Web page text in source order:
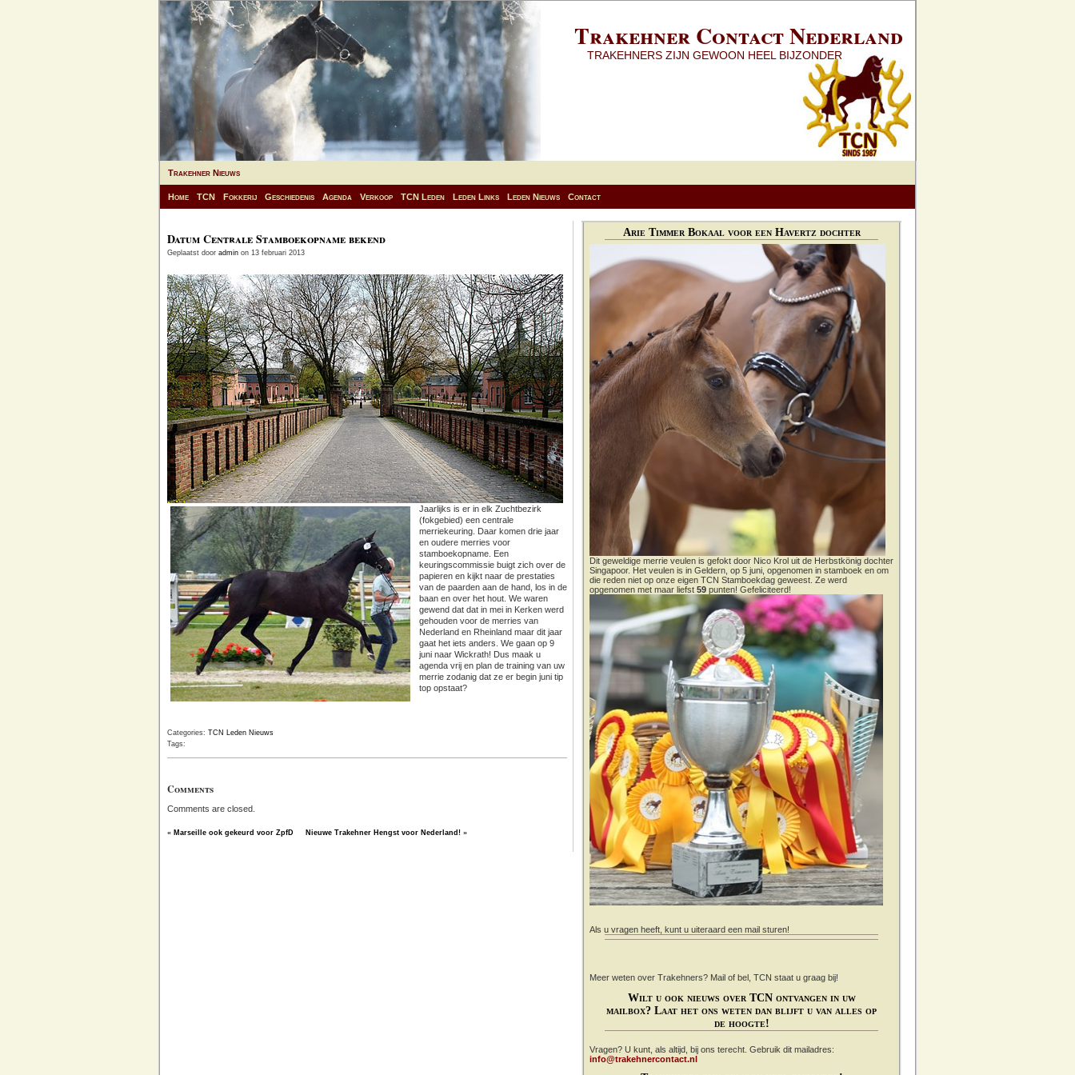
Trakehner Contact Nederland
TRAKEHNERS ZIJN GEWOON HEEL BIJZONDER
Trakehner Nieuws
Home TCN Fokkerij Geschiedenis Agenda Verkoop TCN Leden Leden Links Leden Nieuws Contact
Datum Centrale Stamboekopname bekend
Geplaatst door admin on 13 februari 2013
Jaarlijks is er in elk Zuchtbezirk
(fokgebied) een centrale
merriekeuring. Daar komen drie jaar
en oudere merries voor
stamboekopname. Een
keuringscommissie buigt zich over de
papieren en kijkt naar de prestaties
van de paarden aan de hand, los in de
baan en over het hout. We waren
gewend dat dat in mei in Kerken werd
gehouden voor de merries van
Nederland en Rheinland maar dit jaar
gaat het iets anders. We gaan op 9
juni naar Wickrath! Dus maak u
agenda vrij en plan de training van uw
merrie zodanig dat ze er begin juni tip
top opstaat?
Categories: TCN Leden Nieuws
Tags:
Comments
Comments are closed.
« Marseille ook gekeurd voor ZpfD Nieuwe Trakehner Hengst voor Nederland! »
Arie Timmer Bokaal voor een Havertz dochter
Dit geweldige merrie veulen is gefokt door Nico Krol uit de Herbstkönig dochter
Singapoor. Het veulen is in Geldern, op 5 juni, opgenomen in stamboek en om
die reden niet op onze eigen TCN Stamboekdag geweest. Ze werd
opgenomen met maar liefst 59 punten! Gefeliciteerd!
Als u vragen heeft, kunt u uiteraard een mail sturen!
Meer weten over Trakehners? Mail of bel, TCN staat u graag bij!
Wilt u ook nieuws over TCN ontvangen in uw
mailbox? Laat het ons weten dan blijft u van alles op
de hoogte!
Vragen? U kunt, als altijd, bij ons terecht. Gebruik dit mailadres:
info@trakehnercontact.nl